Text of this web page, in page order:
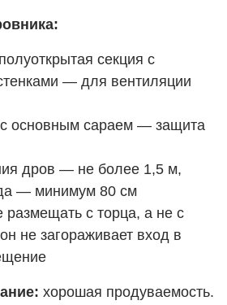
секция с
— для вентиляции
основным сараем — защита
дров — не более 1,5 м,
— минимум 80 см
размещать с торца, а не с
не загораживает вход в
хорошая продуваемость.